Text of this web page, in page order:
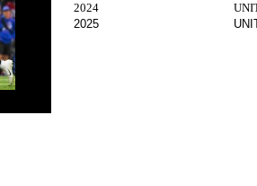
2024
2025